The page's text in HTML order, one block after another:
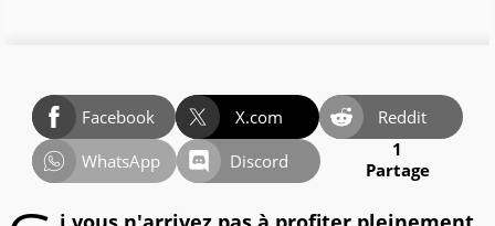
Facebook X.com
Reddit
WhatsApp
Discord
1
Partage